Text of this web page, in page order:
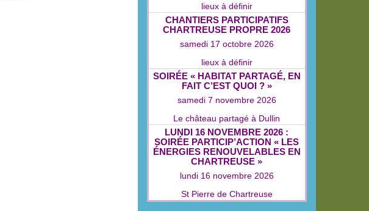
lieux à définir
CHANTIERS PARTICIPATIFS
CHARTREUSE PROPRE 2026
samedi 17 octobre 2026
lieux à définir
SOIRÉE « HABITAT PARTAGÉ, EN
FAIT C’EST QUOI ? »
samedi 7 novembre 2026
Le château partagé à Dullin
LUNDI 16 NOVEMBRE 2026 :
SOIRÉE PARTICIP’ACTION « LES
ÉNERGIES RENOUVELABLES EN
CHARTREUSE »
lundi 16 novembre 2026
St Pierre de Chartreuse